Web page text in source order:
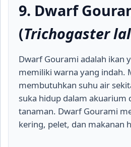
9. Dwarf
(Trichogaster
Dwarf Gourami adalah ikan
memiliki warna yang indah.
membutuhkan suhu air
suka hidup dalam akuarium
tanaman. Dwarf Gourami
kering, pelet, dan makanan